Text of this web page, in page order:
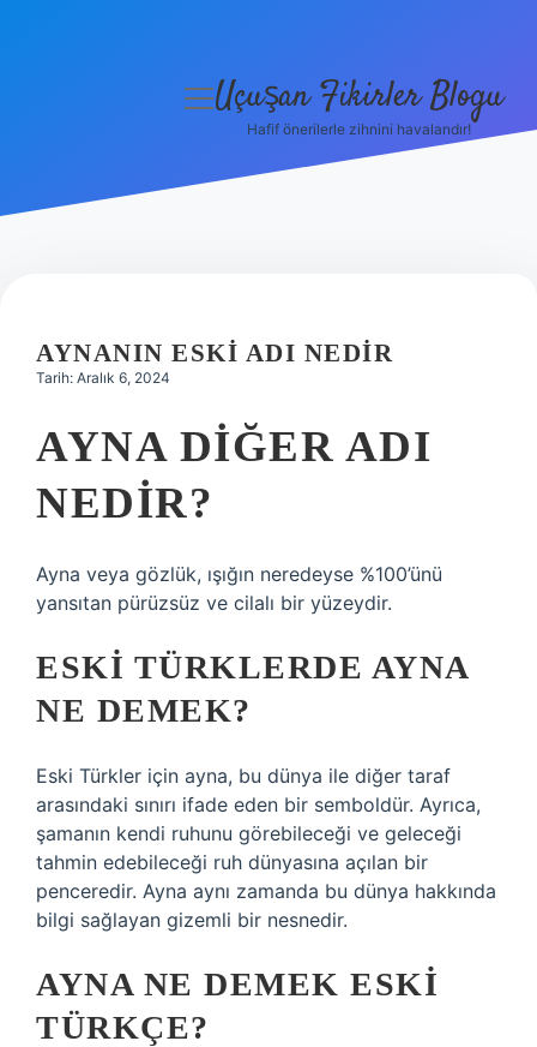
Hakkımızda
menüyü
Uçuşan Fikirler Blogu
Hafif önerilerle zihnini havalandır!
AYNANIN ESKI ADI NEDIR
Tarih: Aralık 6, 2024
AYNA DIĞER ADI
NEDIR?
Ayna veya gözlük, ışığın neredeyse %100’ünü
yansıtan pürüzsüz ve cilalı bir yüzeydir.
ESKI TÜRKLERDE AYNA
NE DEMEK?
Eski Türkler için ayna, bu dünya ile diğer taraf
arasındaki sınırı ifade eden bir semboldür. Ayrıca,
şamanın kendi ruhunu görebileceği ve geleceği
tahmin edebileceği ruh dünyasına açılan bir
penceredir. Ayna aynı zamanda bu dünya hakkında
bilgi sağlayan gizemli bir nesnedir.
AYNA NE DEMEK ESKI
TÜRKÇE?